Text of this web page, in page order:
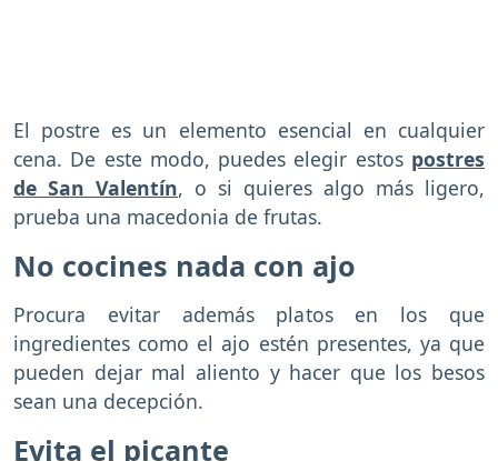
El postre es un elemento esencial en cualquier
cena. De este modo, puedes elegir estos postres
de San Valentín, o si quieres algo más ligero,
prueba una macedonia de frutas.
No cocines nada con ajo
Procura evitar además platos en los que
ingredientes como el ajo estén presentes, ya que
pueden dejar mal aliento y hacer que los besos
sean una decepción.
Evita el picante